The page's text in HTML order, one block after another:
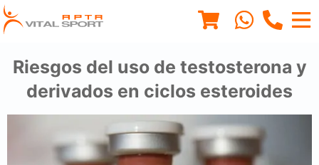
Riesgos del uso de testosterona y
derivados en ciclos esteroides